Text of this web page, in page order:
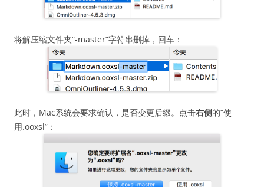
将解压缩文件夹“-master”字符串删掉，回车：
此时，Mac系统会要求确认，是否变更后缀。点击右侧的“使
用.ooxsl”：